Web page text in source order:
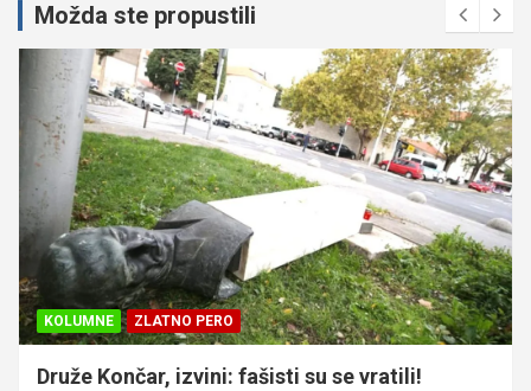
Možda ste propustili
KOLUMNE ZLATNO PERO
Druže Končar, izvini: fašisti su se vratili!